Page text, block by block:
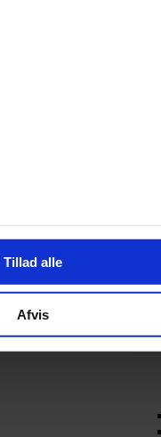
Tillad alle
Afvis